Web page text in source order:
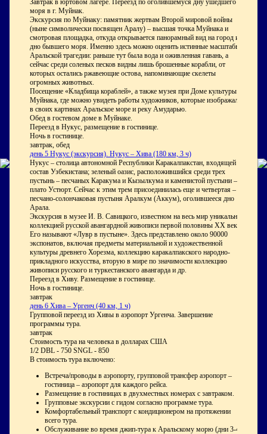
Завтрак в юртовом лагере. Переезд по оголившемуся дну ушедшего
моря в г. Муйнак.
Экскурсия по Муйнаку: памятник жертвам Второй мировой войны
(ныне символически посвящен Аралу) – высшая точка Муйнака и
смотровая площадка, откуда открывается панорамный вид на город и
дно бывшего моря. Именно здесь можно оценить истинные масштабы
Аральской трагедии: раньше тут была вода и оживленная гавань, а
сейчас среди соленых песков видны лишь брошенные корабли, от
которых остались ржавеющие остова, напоминающие скелеты
огромных животных.
Посещение «Кладбища кораблей», а также музея при Доме культуры
Муйнака, где можно увидеть работы художников, которые изображали
в своих картинах Аральское море и реку Амударью.
Обед в гостевом доме в Муйнаке.
Переезд в Нукус, размещение в гостинице.
Ночь в гостинице.
завтрак, обед
день 5 Нукус (экскурсия). Нукус – Хива (180 км, 3 ч)
Нукус – столица автономной Республики Каракалпакстан, входящей в
состав Узбекистана; зеленый оазис, расположившийся среди трех
пустынь – песчаных Каракума и Кызылкума и каменистой пустыни –
плато Устюрт. Сейчас к этим трем присоединилась еще и четвертая –
песчано-солончаковая пустыня Аралкум (Аккум), оголившееся дно
Арала.
Экскурсия в музее И. В. Савицкого, известном на весь мир уникальной
коллекцией русской авангардной живописи первой половины ХХ века.
Его называют «Лувр в пустыне». Здесь представлено около 90000
экспонатов, включая предметы материальной и художественной
культуры древнего Хорезма, коллекцию каракалпакского народно-
прикладного искусства, вторую в мире по значимости коллекцию
живописи русского и туркестанского авангарда и др.
Переезд в Хиву. Размещение в гостинице.
Ночь в гостинице.
завтрак
день 6 Хива – Ургенч (40 км, 1 ч)
Групповой переезд из Хивы в аэропорт Ургенча. Завершение
программы тура.
завтрак
Стоимость тура на человека в долларах США
1/2 DBL - 750 SNGL - 850
В стоимость тура включено:
Встреча/проводы в аэропорту, групповой трансфер аэропорт –
гостиница – аэропорт для каждого рейса.
Размещение в гостиницах в двухместных номерах с завтраком.
Групповые экскурсии с гидом согласно программе тура.
Комфортабельный транспорт с кондиционером на протяжении
всего тура.
Обслуживание во время джип-тура к Аральскому морю (дни 3-4):